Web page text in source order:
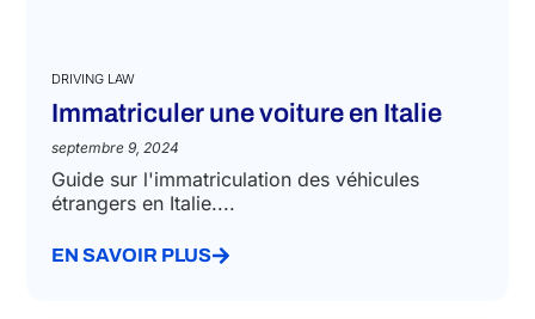
DRIVING LAW
Immatriculer une voiture en Italie
septembre 9, 2024
Guide sur l'immatriculation des véhicules
étrangers en Italie....
EN SAVOIR PLUS